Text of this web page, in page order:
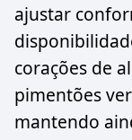
ajustar
corações de
pimentões
mantendo